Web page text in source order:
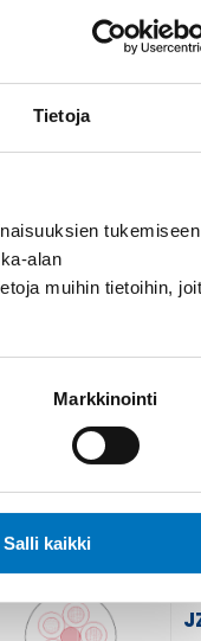
Tietoja
tukemiseen
alan
muihin tietoihin,
Markkinointi
Salli kaikki
sähköpostia